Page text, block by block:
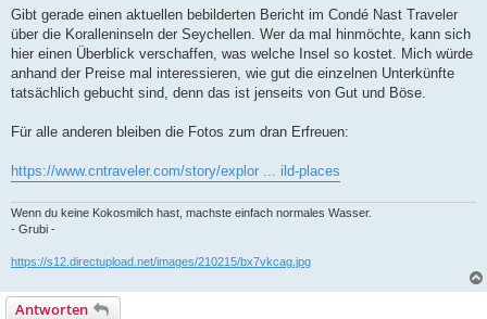
i
r
a
Gibt gerade einen aktuellen bebilderten Bericht im Condé Nast Traveler
über die Koralleninseln der Seychellen. Wer da mal hinmöchte, kann sich
hier einen Überblick verschaffen, was welche Insel so kostet. Mich würde
anhand der Preise mal interessieren, wie gut die einzelnen Unterkünfte
tatsächlich gebucht sind, denn das ist jenseits von Gut und Böse.
Für alle anderen bleiben die Fotos zum dran Erfreuen:
https://www.cntraveler.com/story/explor ... ild-places
Wenn du keine Kokosmilch hast, machste einfach normales Wasser.
- Grubi -
https://s12.directupload.net/images/210215/bx7vkcag.jpg
Antworten